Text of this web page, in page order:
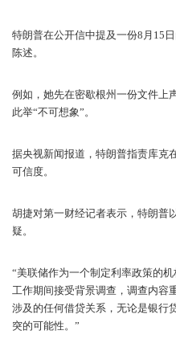
特朗普在公开信中提及一份8月15
陈述。
例如，她先在密歇根州一份文件上
此举“不可想象”。
据央视新闻报道，特朗普指责库克
可信度。
胡捷对第一财经记者表示，特朗普
疑。
“美联储作为一个制定利率政策的
工作期间接受背景调查，调查内容
涉及的任何借贷关系，无论是银行
突的可能性。”